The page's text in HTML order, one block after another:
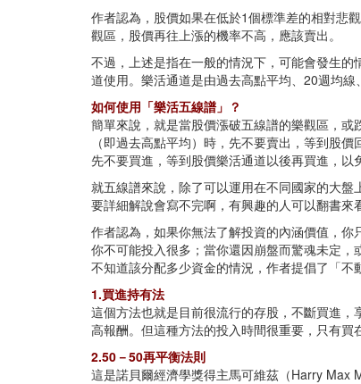
作者認為，股價如果在低於1個標準差的相對悲
觀區，股價再往上漲的機率不高，應該賣出。
不過，上述是指在一般的情況下，可能會發生
道使用。樂活通道是由過去高點平均、20週均
如何使用「樂活五線譜」？
簡單來說，就是當股價漲破五線譜的樂觀區，
（即過去高點平均）時，先不要賣出，等到股
先不要買進，等到股價樂活通道以後再買進，以
就五線譜來說，除了可以運用在不同國家的大
要詳細解說會寫不完啊，有興趣的人可以翻書來
作者認為，如果你無法了解投資的內涵價值，
你不可能投入很多；當你還因崩盤而驚魂未定
不知道該分配多少資金的情況，作者提倡了「不
1.買進持有法
這個方法也就是目前很流行的存股，不斷買進
高報酬。但這種方法的投入時間很重要，只有買
2.50－50再平衡法則
這是諾貝爾經濟學獎得主馬可維茲（Harry Max